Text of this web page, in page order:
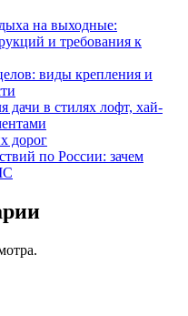
на выходные:
и требования к
виды крепления и
дачи в стилях лофт, хай-
дорог
по России: зачем